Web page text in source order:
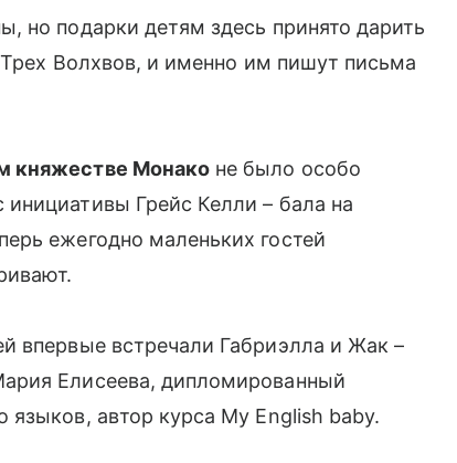
но подарки детям здесь принято дарить
Волхвов, и именно им пишут письма
княжестве Монако не было особо
Грейс Келли – бала на
ежегодно маленьких гостей
впервые встречали Габриэлла и Жак –
Елисеева, дипломированный
языков, автор курса My English baby.